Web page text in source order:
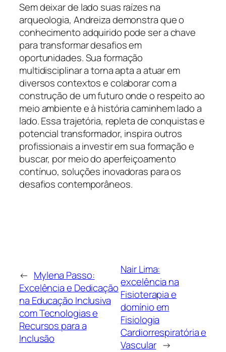
Sem deixar de lado suas raízes na
arqueologia, Andreiza demonstra que o
conhecimento adquirido pode ser a chave
para transformar desafios em
oportunidades. Sua formação
multidisciplinar a torna apta a atuar em
diversos contextos e colaborar com a
construção de um futuro onde o respeito ao
meio ambiente e à história caminhem lado a
lado. Essa trajetória, repleta de conquistas e
potencial transformador, inspira outros
profissionais a investir em sua formação e
buscar, por meio do aperfeiçoamento
contínuo, soluções inovadoras para os
desafios contemporâneos.
← Mylena Passo:
Excelência e Dedicação
na Educação Inclusiva
com Tecnologias e
Recursos para a
Inclusão
Nair Lima:
excelência na
Fisioterapia e
domínio em
Fisiologia
Cardiorrespiratória e
Vascular →